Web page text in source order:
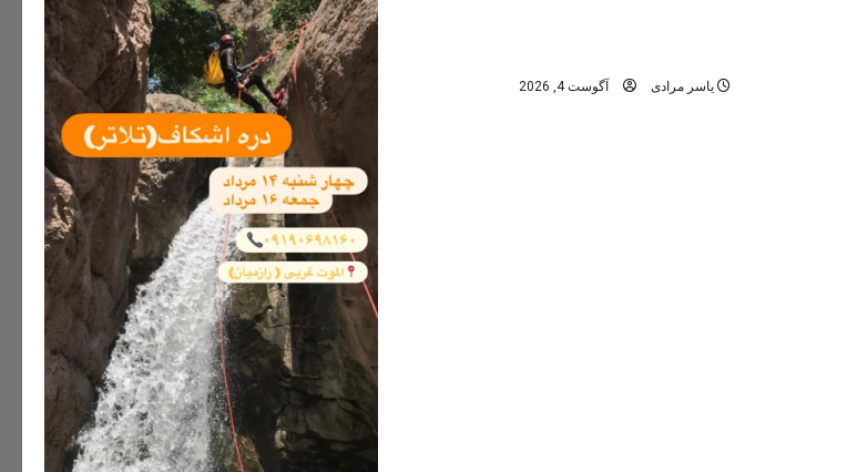
یاسر مرادی آگوست 4, 2026